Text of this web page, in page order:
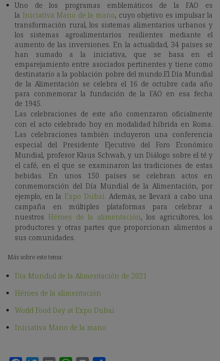
Uno de los programas emblemáticos de la FAO es
la Iniciativa Mano de la mano, cuyo objetivo es impulsar la
transformación rural, los sistemas alimentarios urbanos y
los sistemas agroalimentarios resilientes mediante el
aumento de las inversiones. En la actualidad, 34 países se
han sumado a la iniciativa, que se basa en el
emparejamiento entre asociados pertinentes y tiene como
destinatario a la población pobre del mundo.El Día Mundial
de la Alimentación se celebra el 16 de octubre cada año
para conmemorar la fundación de la FAO en esa fecha
de 1945.
Las celebraciones de este año comenzaron oficialmente
con el acto celebrado hoy en modalidad híbrida en Roma.
Las celebraciones también incluyeron una conferencia
especial del Presidente Ejecutivo del Foro Económico
Mundial, profesor Klaus Schwab, y un Diálogo sobre el té y
el café, en el que se examinaron las tradiciones de estas
bebidas. En unos 150 países se celebran actos en
conmemoración del Día Mundial de la Alimentación, por
ejemplo, en la Expo Dubai. Además, se llevará a cabo una
campaña en múltiples plataformas para celebrar a
nuestros Héroes de la alimentación, los agricultores, los
productores y otras partes que proporcionan alimentos a
sus comunidades.
Más sobre este tema:
Día Mundial de la Alimentación de 2021
Héroes de la alimentación
World Food Day at Expo Dubai
Iniciativa Mano de la mano